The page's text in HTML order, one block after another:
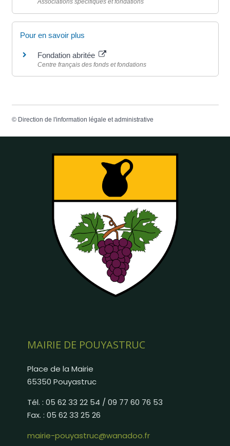
Associations spécifiques et fondations
Pour en savoir plus
Fondation abritée
Centre français des fonds et fondations
© Direction de l'information légale et administrative
MAIRIE DE POUYASTRUC
Place de la Mairie
65350 Pouyastruc
Tél. : 05 62 33 22 54 / 09 77 60 76 53
Fax. : 05 62 33 25 26
mairie-pouyastruc@wanadoo.fr